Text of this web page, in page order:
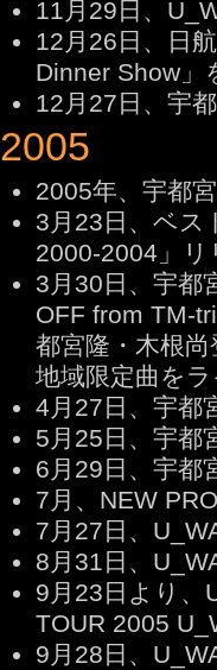
11月29日、
12月26日、日
Dinner Show」
12月27日、宇
2005
2005年、宇都
3月23日、ベス
2000-2004」リ
3月30日、宇都
OFF from TM-
都宮隆・木根
地域限定曲を
4月27日、宇都
5月25日、宇都
6月29日、宇都
7月、NEW
7月27日、
8月31日、
9月23日より、
TOUR 2005
9月28日、